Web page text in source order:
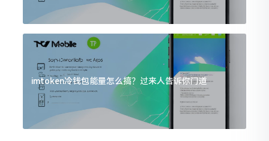
imtoken冷钱包能量怎么搞？过来人告诉你门道